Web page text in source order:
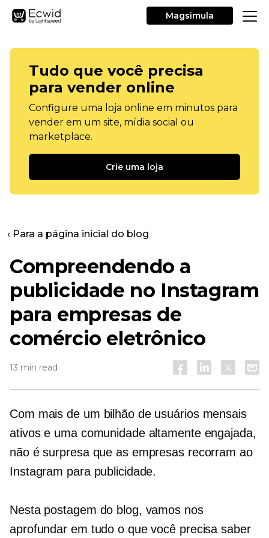
Magsimula
Tudo que você precisa
para vender online
Configure uma loja online em minutos para
vender em um site, mídia social ou
marketplace.
Crie uma loja
‹ Para a página inicial do blog
Compreendendo a
publicidade no Instagram
para empresas de
comércio eletrônico
13 min read
Com mais de um bilhão de usuários mensais
ativos e uma comunidade altamente engajada,
não é surpresa que as empresas recorram ao
Instagram para publicidade.
Nesta postagem do blog, vamos nos
aprofundar em tudo o que você precisa saber